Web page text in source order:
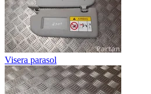
Visera parasol